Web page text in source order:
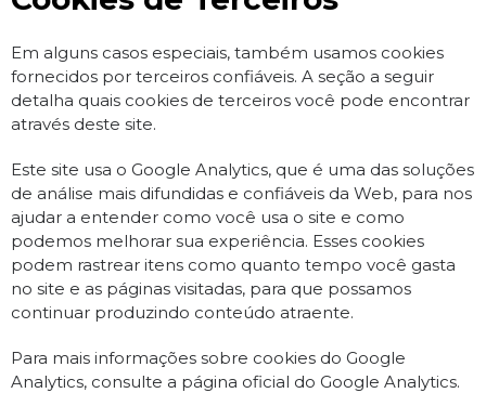
Em alguns casos especiais, também usamos cookies
fornecidos por terceiros confiáveis. A seção a seguir
detalha quais cookies de terceiros você pode encontrar
através deste site.
Este site usa o Google Analytics, que é uma das soluções
de análise mais difundidas e confiáveis ​​da Web, para nos
ajudar a entender como você usa o site e como
podemos melhorar sua experiência. Esses cookies
podem rastrear itens como quanto tempo você gasta
no site e as páginas visitadas, para que possamos
continuar produzindo conteúdo atraente.
Para mais informações sobre cookies do Google
Analytics, consulte a página oficial do Google Analytics.